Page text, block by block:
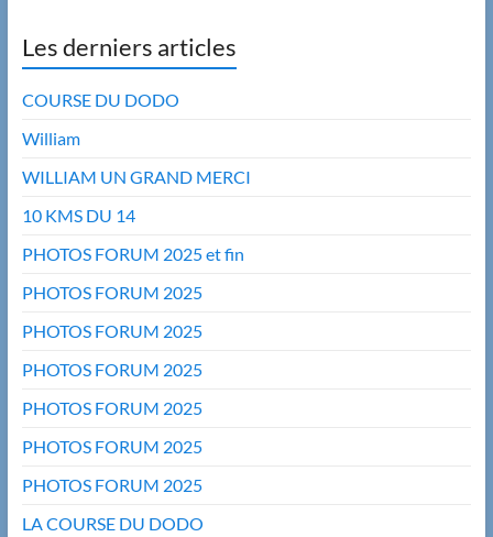
Les derniers articles
COURSE DU DODO
William
WILLIAM UN GRAND MERCI
10 KMS DU 14
PHOTOS FORUM 2025 et fin
PHOTOS FORUM 2025
PHOTOS FORUM 2025
PHOTOS FORUM 2025
PHOTOS FORUM 2025
PHOTOS FORUM 2025
PHOTOS FORUM 2025
LA COURSE DU DODO